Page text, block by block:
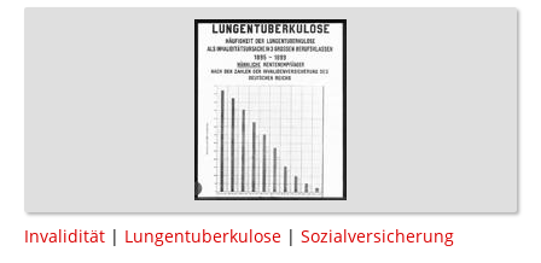
Invalidität | Lungentuberkulose | Sozialversicherung